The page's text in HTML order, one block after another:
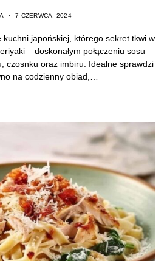
7 CZERWCA, 2024
kuchni japońskiej, którego sekret tkwi w
– doskonałym połączeniu sosu
czosnku oraz imbiru. Idealne sprawdzi
na codzienny obiad,…